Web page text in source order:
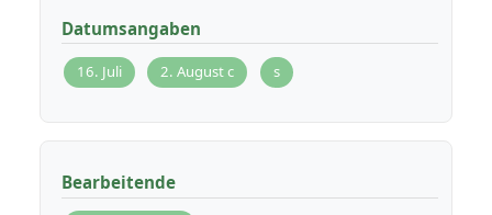
Datumsangaben
16. Juli 2. August c s
Bearbeitende